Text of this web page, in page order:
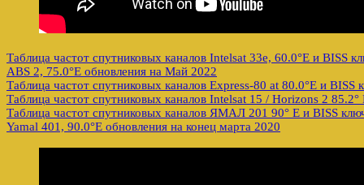
Таблица частот спутниковых каналов Intelsat 33e, 60.0°E и BISS
ABS 2, 75.0°E обновления на Май 2022
Таблица частот спутниковых каналов Express-80 at 80.0°E и
Таблица частот спутниковых каналов Intelsat 15 / Horizons 2
Таблица частот спутниковых каналов ЯМАЛ 201 90° E и BISS
Yamal 401, 90.0°E обновления на конец марта 2020